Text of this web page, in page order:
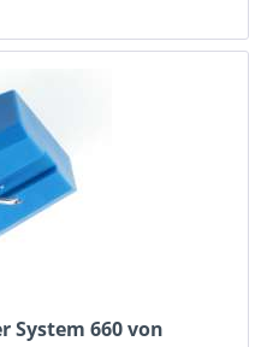
System 660 von